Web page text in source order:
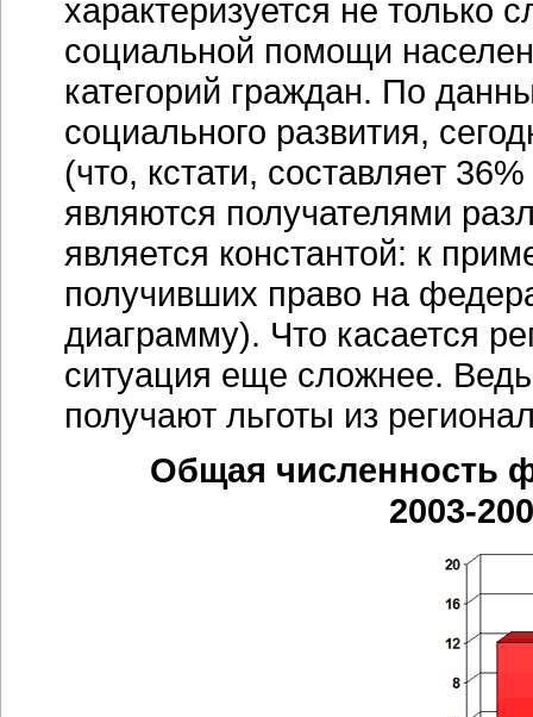
характеризуется не
социальной помощи
категорий граждан. По
социального развития,
(что, кстати, составляет
являются получателями
является константой: к
получивших право на
диаграмму). Что касается
ситуация еще сложнее.
получают льготы из
Общая численность
2003-